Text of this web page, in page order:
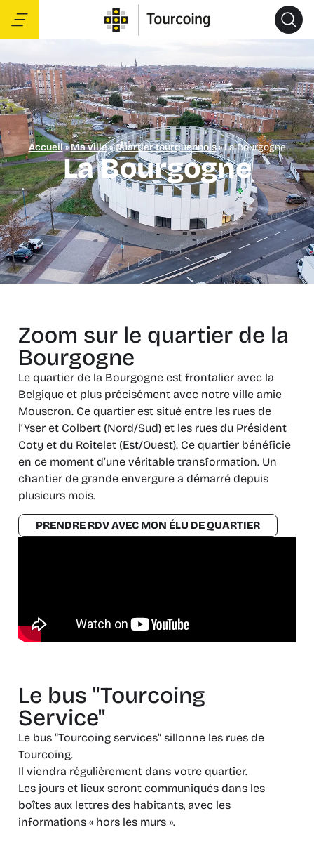
Accueil»Ma ville»Quartier tourquennois»La Bourgogne
La Bourgogne
Zoom sur le quartier de la
Bourgogne
Le quartier de la Bourgogne est frontalier avec la
Belgique et plus précisément avec notre ville amie
Mouscron. Ce quartier est situé entre les rues de
l’Yser et Colbert (Nord/Sud) et les rues du Président
Coty et du Roitelet (Est/Ouest). Ce quartier bénéficie
en ce moment d’une véritable transformation. Un
chantier de grande envergure a démarré depuis
plusieurs mois.
PRENDRE RDV AVEC MON ÉLU DE QUARTIER
Le bus "Tourcoing
Service"
Le bus “Tourcoing services” sillonne les rues de
Tourcoing.
Il viendra régulièrement dans votre quartier.
Les jours et lieux seront communiqués dans les
boîtes aux lettres des habitants, avec les
informations « hors les murs ».